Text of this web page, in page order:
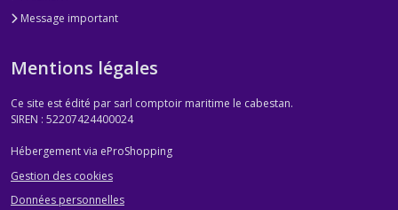
Message important
Mentions légales
Ce site est édité par sarl comptoir maritime le cabestan.
SIREN : 52207424400024
Hébergement via eProShopping
Gestion des cookies
Données personnelles